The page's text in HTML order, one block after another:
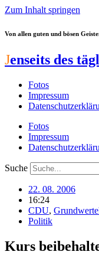
Zum Inhalt springen
Von allen guten und bösen
Jenseits des
Fotos
Impressum
Fotos
Impressum
Suche
22. 08. 2006
16:24
CDU,
Politik
Kurs